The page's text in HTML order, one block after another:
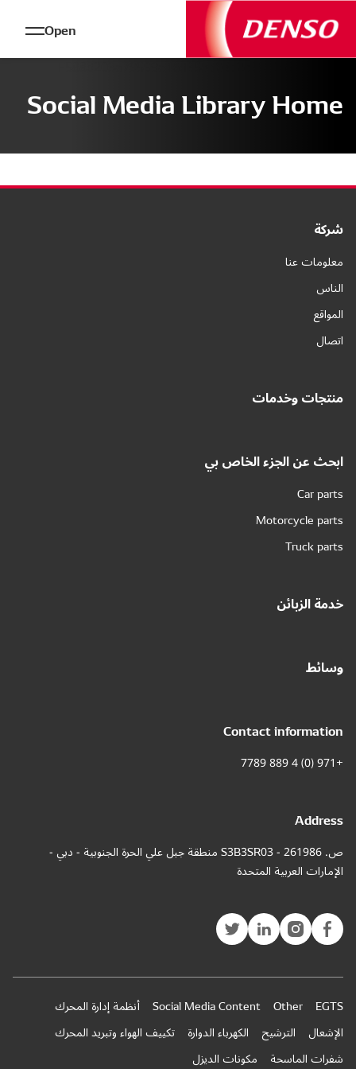
Open
Social Media Library Home
شركة
معلومات عنا
الناس
المواقع
اتصال
منتجات وخدمات
ابحث عن الجزء الخاص بي
Car parts
Motorcycle parts
Truck parts
خدمة الزبائن
وسائط
Contact information
+971 (0) 4 889 7789
Address
ص. 261986 - S3B3SR03 منطقة جبل علي الحرة الجنوبية - دبي -
الإمارات العربية المتحدة
EGTS
Other
Social Media Content أنظمة إدارة المحرك
الإشعال
الترشيح الكهرباء الدوارة تكييف الهواء وتبريد المحرك
شفرات الماسحة
مكونات الديزل